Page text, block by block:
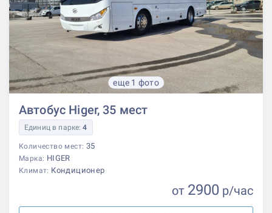
еще 1 фото
Автобус Higer, 35 мест
Единиц в парке:4
Количество мест: 35
Марка: HIGER
Климат: Кондиционер
от 2900 р/час